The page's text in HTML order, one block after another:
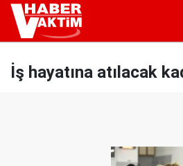
İş hayatına atılacak